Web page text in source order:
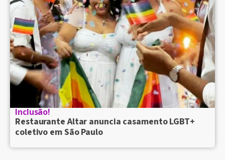
Inclusão!
Restaurante Altar anuncia casamento LGBT+
coletivo em São Paulo